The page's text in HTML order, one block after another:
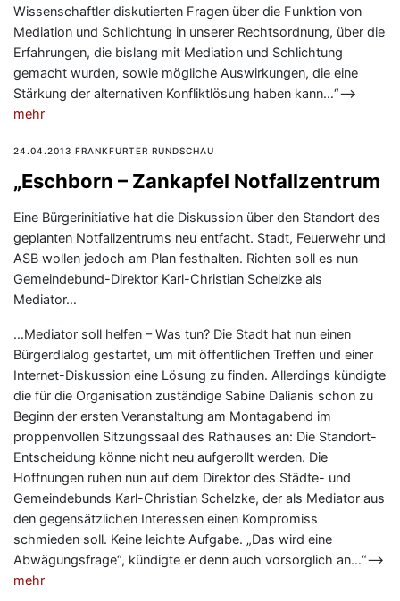
Wissenschaftler diskutierten Fragen über die Funktion von
Mediation und Schlichtung in unserer Rechtsordnung, über die
Erfahrungen, die bislang mit Mediation und Schlichtung
gemacht wurden, sowie mögliche Auswirkungen, die eine
Stärkung der alternativen Konfliktlösung haben kann…“—>
mehr
24.04.2013 FRANKFURTER RUNDSCHAU
„Eschborn – Zankapfel Notfallzentrum
Eine Bürgerinitiative hat die Diskussion über den Standort des
geplanten Notfallzentrums neu entfacht. Stadt, Feuerwehr und
ASB wollen jedoch am Plan festhalten. Richten soll es nun
Gemeindebund-Direktor Karl-Christian Schelzke als
Mediator…
…Mediator soll helfen – Was tun? Die Stadt hat nun einen
Bürgerdialog gestartet, um mit öffentlichen Treffen und einer
Internet-Diskussion eine Lösung zu finden. Allerdings kündigte
die für die Organisation zuständige Sabine Dalianis schon zu
Beginn der ersten Veranstaltung am Montagabend im
proppenvollen Sitzungssaal des Rathauses an: Die Standort-
Entscheidung könne nicht neu aufgerollt werden. Die
Hoffnungen ruhen nun auf dem Direktor des Städte- und
Gemeindebunds Karl-Christian Schelzke, der als Mediator aus
den gegensätzlichen Interessen einen Kompromiss
schmieden soll. Keine leichte Aufgabe. „Das wird eine
Abwägungsfrage“, kündigte er denn auch vorsorglich an…“—>
mehr